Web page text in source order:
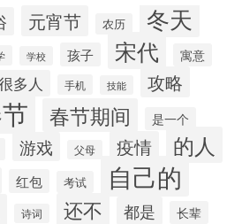
元宵节 农历 冬天
学校 孩子 宋代 寓意
多人 手机 技能 攻略
春节期间 是一个
游戏 父母 疫情 的人
红包 考试 自己的
诗词 还不 都是 长辈